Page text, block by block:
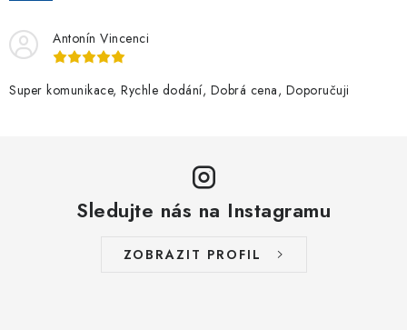
Antonín Vincenci
Super komunikace, Rychle dodání, Dobrá cena, Doporučuji
Sledujte nás na Instagramu
ZOBRAZIT PROFIL